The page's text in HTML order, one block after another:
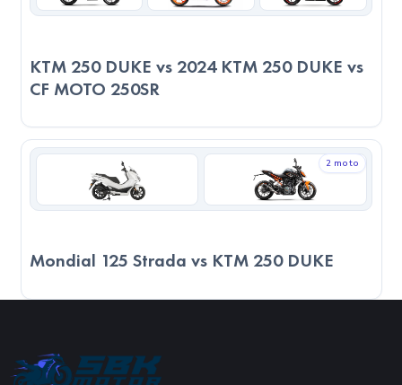
sunabilir. Son kararı verirken, sadece teknik verilere değil,
nerede kullanacağınızı göz önünde bulundurmanız önemlidir.
KTM 250 DUKE vs 2024 KTM 250 DUKE vs
CF MOTO 250SR
2 moto
Mondial 125 Strada vs KTM 250 DUKE